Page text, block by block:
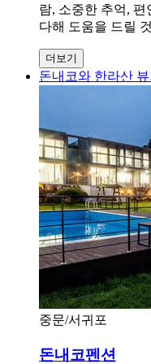
람, 소중한 추억,
다해 도움을 드릴
더보기
돈내코와 한라산
중문/서귀포
돈내코펜션